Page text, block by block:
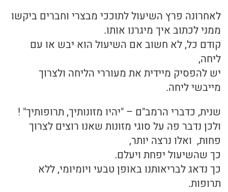
לאחרונה פרץ השיעול לתוככי מבצרי וחברים ביקשו
ממני לכתוב איך מיגרנו אותו.
קודם כל, לא חשוב אם השיעול הוא יבש או עם
ליחה,
יש להפסיק מיידית את מעוררי הליחה ולצרוך
מייבשי ליחה.
שנית, כדברי הרמב"ם – "יהיו מזונותיך, תרופותיך" !
ולכן נדבר פה על סוגי מזונות שאנו רוצים לצרוך
פחות, ואלו נרצה יותר,
כך שהשיעול יפחת ויעלם.
כך נדאג לבריאותנו באופן טבעי ויומיומי, ללא
תרופות.